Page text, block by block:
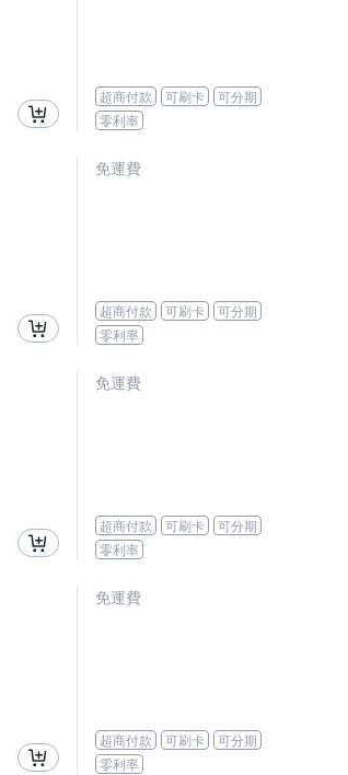
超商付款 可刷卡
可分期
零利率
免運費
超商付款 可刷卡
可分期
零利率
免運費
超商付款 可刷卡
可分期
零利率
免運費
超商付款 可刷卡
可分期
零利率